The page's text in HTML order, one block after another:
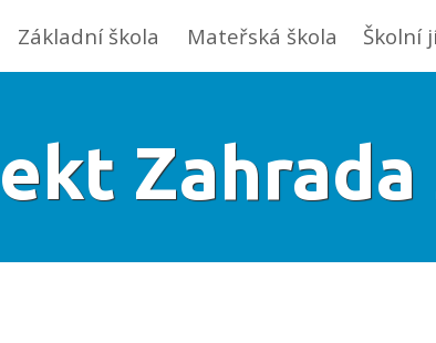
Základní škola Mateřská škola Školní
Zahrada